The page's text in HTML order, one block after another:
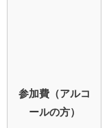
参加費（アルコ
ールの方）